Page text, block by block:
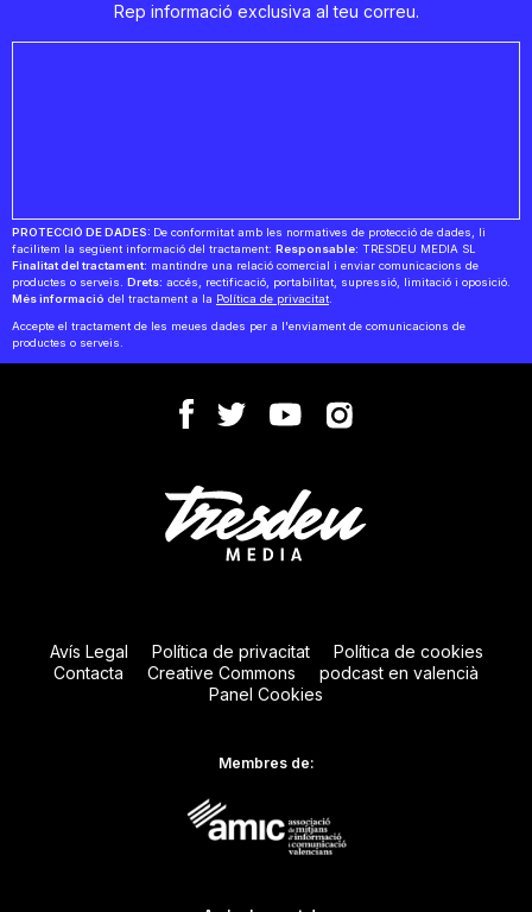
Rep informació exclusiva al teu correu.
PROTECCIÓ DE DADES: De conformitat amb les normatives de protecció de dades, li
facilitem la següent informació del tractament: Responsable: TRESDEU MEDIA SL
Finalitat del tractament: mantindre una relació comercial i enviar comunicacions de
productes o serveis. Drets: accés, rectificació, portabilitat, supressió, limitació i oposició.
Més informació del tractament a la Política de privacitat
Accepte el tractament de les meues dades per a l'enviament de comunicacions de
productes o serveis.
Avís Legal Política de privacitat
Política de cookies
Contacta
Creative Commons
podcast en valencià
Panel Cookies
Membres de: